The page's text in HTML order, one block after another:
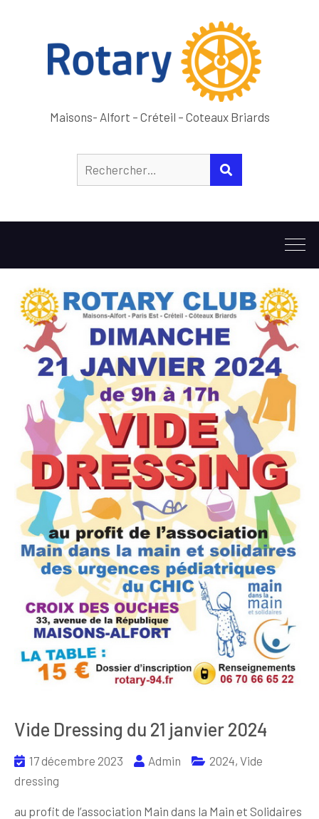
Maisons- Alfort – Créteil – Coteaux Briards
Vide Dressing du 21 janvier 2024
17 décembre 2023 Admin 2024, Vide
dressing
au profit de l’association Main dans la Main et Solidaires